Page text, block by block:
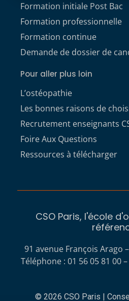
Formation initiale Post Bac
Formation professionnelle
Formation continue
Demande de dossier de
Pour aller plus loin
L’ostéopathie
Les bonnes raisons de
Recrutement enseignants
Foire Aux Questions
Ressources à télécharger
CSO Paris, l'école
91 avenue François Arago
Téléphone : 01 56 05 81 00
© 2026 CSO Paris |